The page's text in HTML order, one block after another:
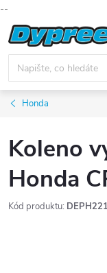
--
Přejít
na
obsah
Honda
Koleno
Honda
Kód produktu: